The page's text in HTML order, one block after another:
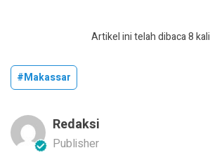
Artikel ini telah dibaca 8 kali
#Makassar
Redaksi
Publisher